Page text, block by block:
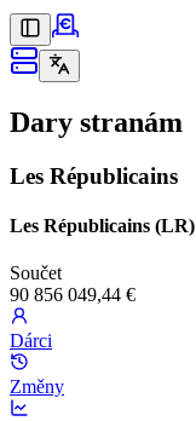
Dary stranám
Les Républicains
Les Républicains (LR)
Součet
90 856 049,44 €
Dárci
Změny